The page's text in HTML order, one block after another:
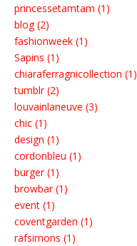
princessetamtam (1)
blog (2)
fashionweek (1)
Sapins (1)
chiaraferragnicollection (1)
tumblr (2)
louvainlaneuve (3)
chic (1)
design (1)
cordonbleu (1)
burger (1)
browbar (1)
event (1)
coventgarden (1)
rafsimons (1)